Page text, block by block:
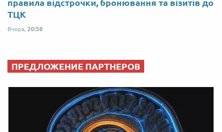
правила відстрочки, бронювання та візитів до
ТЦК
Вчора, 20:58
ПРЕДЛОЖЕНИЕ ПАРТНЕРОВ